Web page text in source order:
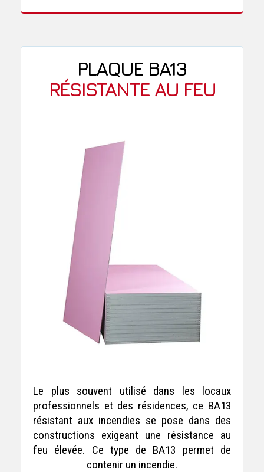
PLAQUE BA13
RÉSISTANTE AU FEU
Le plus souvent utilisé dans les locaux
professionnels et des résidences, ce BA13
résistant aux incendies se pose dans des
constructions exigeant une résistance au
feu élevée. Ce type de BA13 permet de
contenir un incendie.